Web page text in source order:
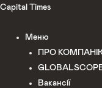
Перейти
вмісту
Capital Times
Меню
ПРО
Вакансії